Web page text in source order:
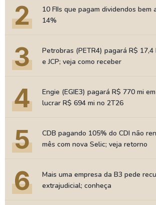
2
10 FIIs que pagam dividendos bem
14%
3
Petrobras (PETR4) pagará R$ 17,4
e JCP; veja como receber
4
Engie (EGIE3) pagará R$ 770 mi
lucrar R$ 694 mi no 2T26
5
CDB pagando 105% do CDI não
mês com nova Selic; veja retorno
6
Mais uma empresa da B3 pede
extrajudicial; conheça